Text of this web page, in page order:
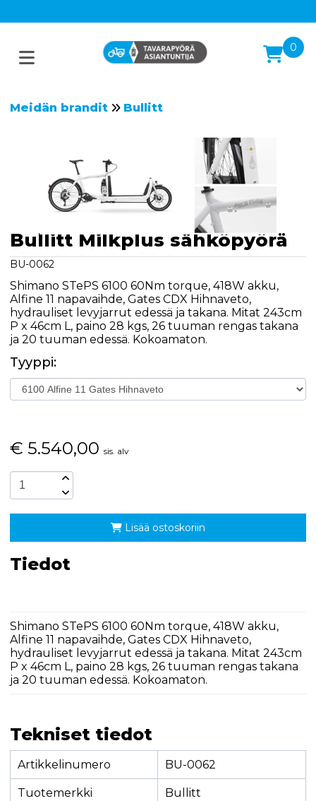
0
Meidän brandit Bullitt
Bullitt Milkplus sähköpyörä
BU-0062
Shimano STePS 6100 60Nm torque, 418W akku,
Alfine 11 napavaihde, Gates CDX Hihnaveto,
hydrauliset levyjarrut edessä ja takana. Mitat 243cm
P x 46cm L, paino 28 kgs, 26 tuuman rengas takana
ja 20 tuuman edessä. Kokoamaton.
Tyyppi:
€ 5.540,00 sis. alv
Lisää ostoskoriin
Tiedot
Shimano STePS 6100 60Nm torque, 418W akku,
Alfine 11 napavaihde, Gates CDX Hihnaveto,
hydrauliset levyjarrut edessä ja takana. Mitat 243cm
P x 46cm L, paino 28 kgs, 26 tuuman rengas takana
ja 20 tuuman edessä. Kokoamaton.
Tekniset tiedot
Artikkelinumero BU-0062
Tuotemerkki Bullitt